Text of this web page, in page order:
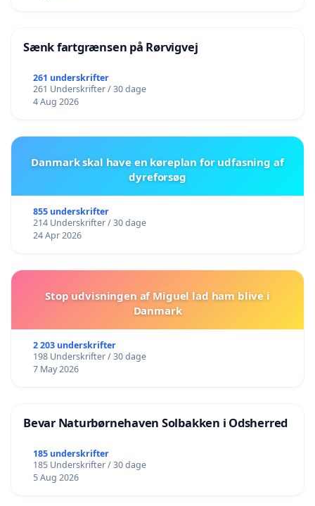
Sænk fartgrænsen på Rørvigvej
261 underskrifter
261 Underskrifter / 30 dage
4 Aug 2026
Danmark skal have en køreplan for udfasning af
dyreforsøg
855 underskrifter
214 Underskrifter / 30 dage
24 Apr 2026
Stop udvisningen af Miguel lad ham blive i
Danmark
2 203 underskrifter
198 Underskrifter / 30 dage
7 May 2026
Bevar Naturbørnehaven Solbakken i Odsherred
185 underskrifter
185 Underskrifter / 30 dage
5 Aug 2026